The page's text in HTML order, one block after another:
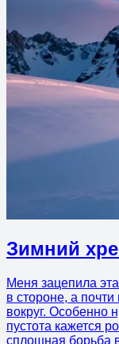
Зимний
Меня зацепила
в стороне, а почти
вокруг. Особенно
пустота кажется
сплошная борьба